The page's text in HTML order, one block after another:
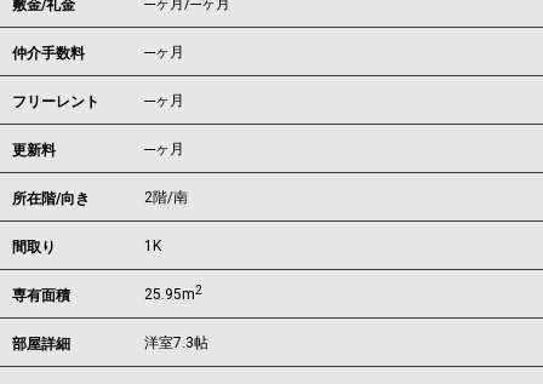
敷金/礼金 ---ヶ月/---ヶ月
仲介手数料 ---ヶ月
フリーレント ---ヶ月
更新料 ---ヶ月
所在階/向き 2階/南
間取り 1K
専有面積 25.95m2
部屋詳細 洋室7.3帖